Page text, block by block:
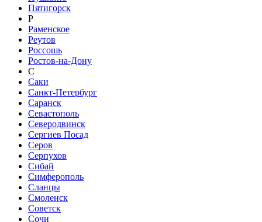
Пятигорск
Р
Раменское
Реутов
Россошь
Ростов-на-Дону
С
Саки
Санкт-Петербург
Саранск
Севастополь
Северодвинск
Сергиев Посад
Серов
Серпухов
Сибай
Симферополь
Сланцы
Смоленск
Советск
Сочи